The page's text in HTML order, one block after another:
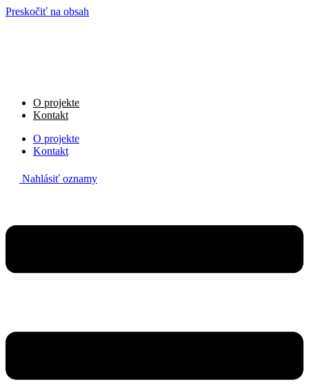
Preskočiť na obsah
O projekte
Kontakt
O projekte
Kontakt
Nahlásiť oznamy